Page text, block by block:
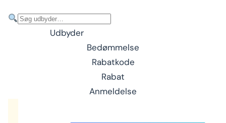
Udbyder
Bedømmelse
Rabatkode
Rabat
Anmeldelse